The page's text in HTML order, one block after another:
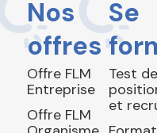
Nos
offres
Offre FLM
Entreprise
Offre FLM
Se
Test de
et